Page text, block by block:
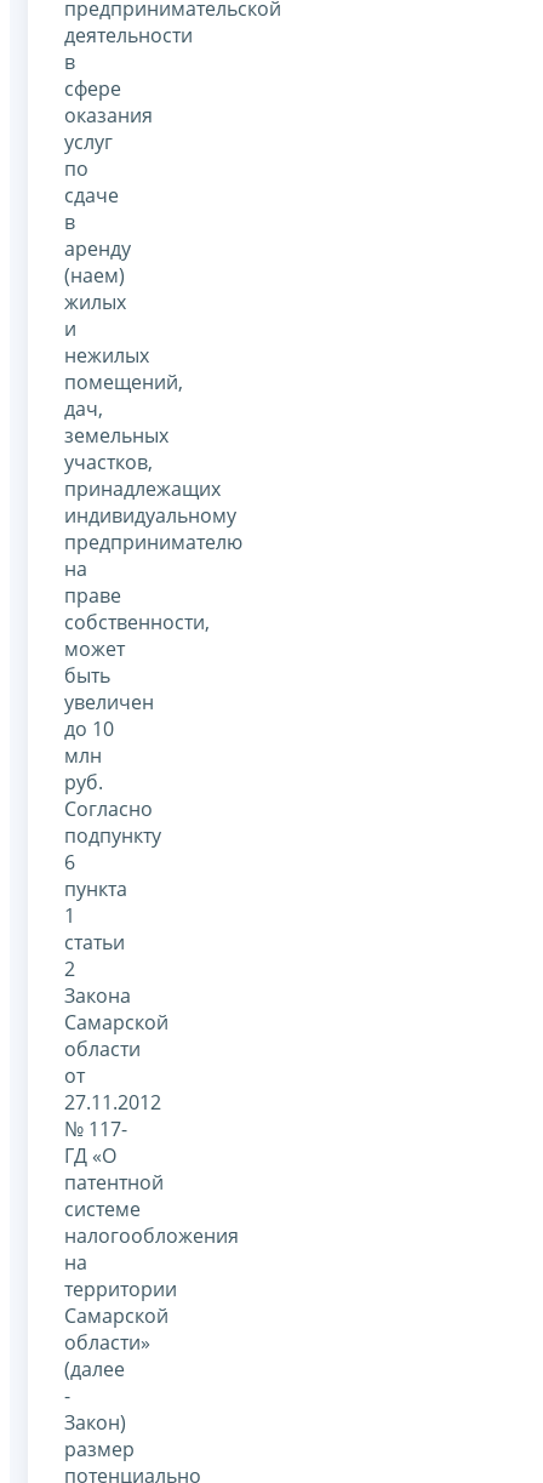
предпринимательской
деятельности
в
сфере
оказания
услуг
по
сдаче
в
аренду
(наем)
жилых
и
нежилых
помещений,
дач,
земельных
участков,
принадлежащих
индивидуальному
предпринимателю
на
праве
собственности,
может
быть
увеличен
до 10
млн
руб.
Согласно
подпункту
6
пункта
1
статьи
2
Закона
Самарской
области
от
27.11.2012
№ 117-
ГД «О
патентной
системе
налогообложения
на
территории
Самарской
области»
(далее
-
Закон)
размер
потенциально